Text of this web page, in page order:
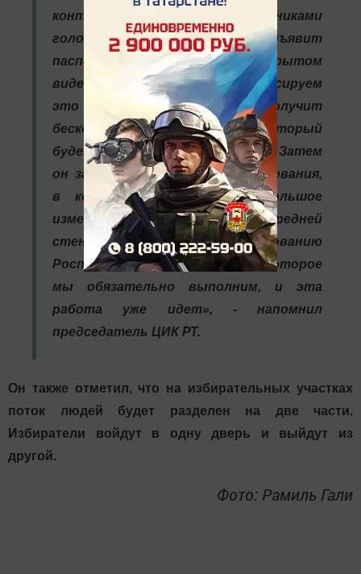
контактировать с участниками
голосования. Избиратель предъявит
паспорт члену избиркома в открытом
виде на расстоянии, мы зафиксируем
это в журнале, он получит
бесконтактно бюллетень, который
будет лежать на столе. Затем
он зайдет в кабинку для голосования,
в которых тоже есть небольшое
изменение, там не будет передней
стенки, по требованию
Роспотребнадзора, которое
мы обязательно выполним, и эта
работа уже идет», - напомнил
председатель ЦИК РТ.
Он также отметил, что на избирательных участках
поток людей будет разделен на две части.
Избиратели войдут в одну дверь и выйдут из
другой.
Фото: Рамиль Гали